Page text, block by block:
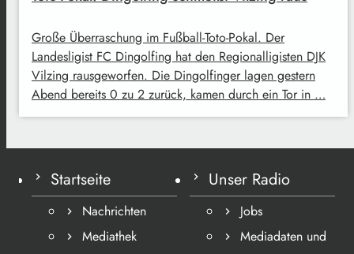
Große Überraschung im Fußball-Toto-Pokal. Der
Landesligist FC Dingolfing hat den Regionalligisten DJK
Vilzing rausgeworfen. Die Dingolfinger lagen gestern
Abend bereits 0 zu 2 zurück, kamen durch ein Tor in …
Startseite
Nachrichten
Mediathek
Unser Radio
Jobs
Mediadaten und